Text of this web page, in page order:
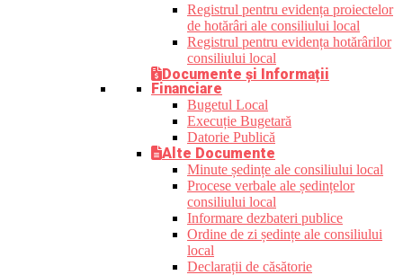
Registrul pentru evidența proiectelor
de hotărâri ale consiliului local
Registrul pentru evidența hotărârilor
consiliului local
Documente și Informații
Financiare
Bugetul Local
Execuție Bugetară
Datorie Publică
Alte Documente
Minute ședințe ale consiliului local
Procese verbale ale ședințelor
consiliului local
Informare dezbateri publice
Ordine de zi ședințe ale consiliului
local
Declarații de căsătorie